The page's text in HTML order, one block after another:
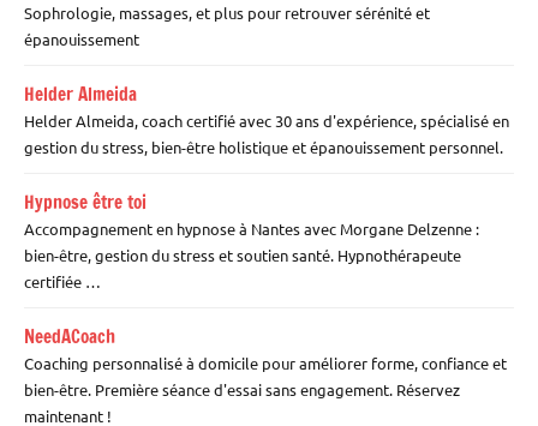
Sophrologie, massages, et plus pour retrouver sérénité et
épanouissement
Helder Almeida
Helder Almeida, coach certifié avec 30 ans d'expérience, spécialisé en
gestion du stress, bien-être holistique et épanouissement personnel.
Hypnose être toi
Accompagnement en hypnose à Nantes avec Morgane Delzenne :
bien-être, gestion du stress et soutien santé. Hypnothérapeute
certifiée …
NeedACoach
Coaching personnalisé à domicile pour améliorer forme, confiance et
bien-être. Première séance d'essai sans engagement. Réservez
maintenant !